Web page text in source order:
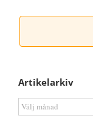
Artikelarkiv
Artikelarkiv